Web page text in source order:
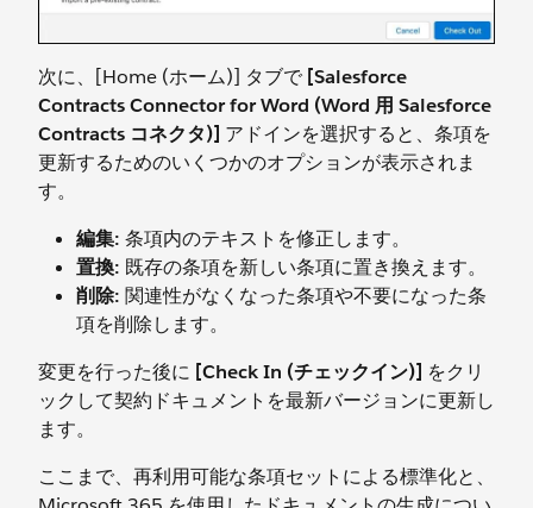
次に、[Home (ホーム)] タブで [Salesforce
Contracts Connector for Word (Word 用 Salesforce
Contracts コネクタ)] アドインを選択すると、条項を
更新するためのいくつかのオプションが表示されま
す。
編集: 条項内のテキストを修正します。
置換: 既存の条項を新しい条項に置き換えます。
削除: 関連性がなくなった条項や不要になった条
項を削除します。
変更を行った後に [Check In (チェックイン)] をクリ
ックして契約ドキュメントを最新バージョンに更新し
ます。
ここまで、再利用可能な条項セットによる標準化と、